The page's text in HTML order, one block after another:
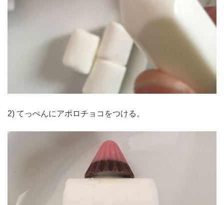
2) てっぺんにアポロチョコをつける。